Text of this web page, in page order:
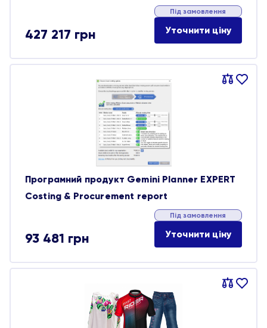
427 217 грн
Під замовлення
Уточнити ціну
Порівняти
В
Програмний продукт Gemini Planner EXPERT
Costing & Procurement report
93 481 грн
Під замовлення
Уточнити ціну
Порівняти
В